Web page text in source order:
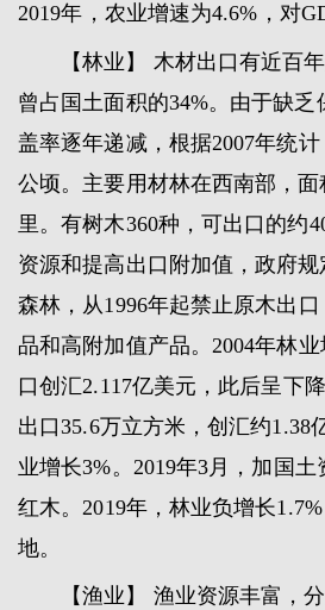
2019年，农业增速为4.6%，对
【林业】 木材出口有近百
曾占国土面积的34%。由于缺
盖率逐年递减，根据2007年统
公顷。主要用材林在西南部，面
里。有树木360种，可出口的约
资源和提高出口附加值，政府
森林，从1996年起禁止原木出
品和高附加值产品。2004年林
口创汇2.117亿美元，此后呈下
出口35.6万立方米，创汇约1.38
业增长3%。2019年3月，加国
红木。2019年，林业负增长
地。
【渔业】 渔业资源丰富，